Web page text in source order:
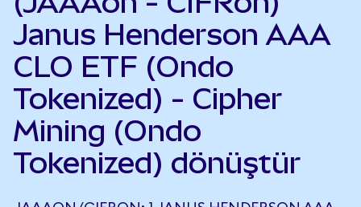
Janus Henderson AAA
CLO ETF (Ondo
Tokenized) - Cipher
Mining (Ondo
Tokenized) dönüştür